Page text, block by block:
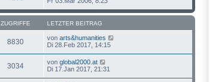
ZUGRIFFE LETZTER BEITRAG
8830 von arts&humanities
Di 28.Feb 2017, 14:15
3034 von global2000.at
Di 17.Jan 2017, 21:31